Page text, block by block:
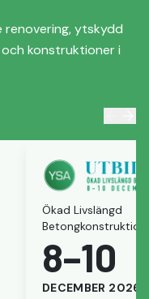
renovering, ytskydd
konstruktioner i
Ökad Livslängd
8–10
DECEMBER 2026